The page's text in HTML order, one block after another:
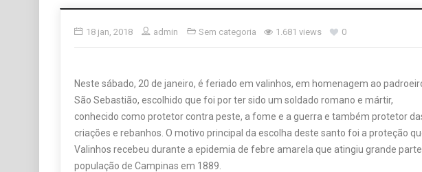
18 jan, 2018 admin Sem categoria 1.681 views 0
Neste sábado, 20 de janeiro, é feriado em valinhos, em homenagem ao
São Sebastião, escolhido que foi por ter sido um soldado romano e mártir,
conhecido como protetor contra peste, a fome e a guerra e também protetor
criações e rebanhos. O motivo principal da escolha deste santo foi a proteção
Valinhos recebeu durante a epidemia de febre amarela que atingiu grande
população de Campinas em 1889.